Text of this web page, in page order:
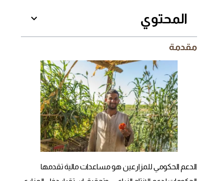
المحتوي
مقدمة
الدعم الحكومي للمزارعين هو مساعدات مالية تقدمها